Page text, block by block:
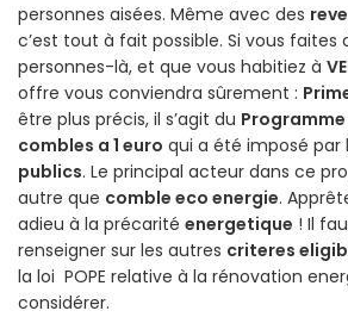
personnes aisées. Même avec des
c’est tout à fait possible. Si vous faites
personnes-là, et que vous habitiez à
offre vous conviendra sûrement :
être plus précis, il s’agit du
combles a 1 euro qui a été imposé par
publics. Le principal acteur dans ce
autre que comble eco energie.
adieu à la précarité energetique ! Il
renseigner sur les autres criteres
la loi POPE relative à la rénovation
considérer.